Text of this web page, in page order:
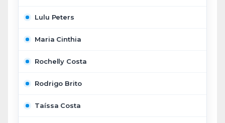
Lulu Peters
Maria Cinthia
Rochelly Costa
Rodrigo Brito
Taíssa Costa